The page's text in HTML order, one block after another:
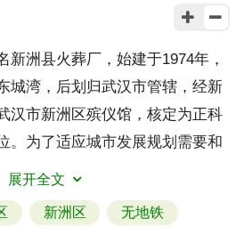
新洲县火葬厂，始建于1974年，
城湾，后划归武汉市管辖，经新
汉市新洲区殡仪馆，核定为正科
。为了适应城市发展规划需要和
需求，2006年3月19日迁至新洲
面积60亩，建筑面积4271平方
。其中：福彩公益金454万元，
展开全文
新洲区 无地铁